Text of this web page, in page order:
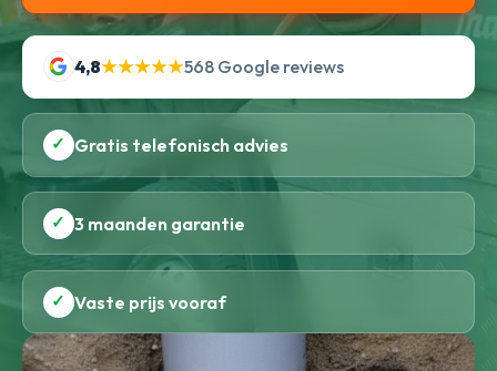
4,8★★★★★568 Google reviews
✓ Gratis telefonisch advies
✓ 3 maanden garantie
✓ Vaste prijs vooraf